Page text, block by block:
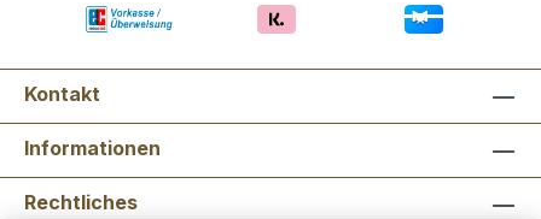
Kontakt
Informationen
Rechtliches